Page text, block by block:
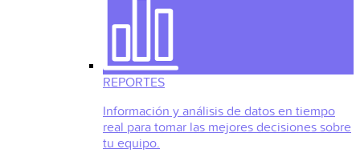
REPORTES
Información y análisis de datos en tiempo
real para tomar las mejores decisiones sobre
tu equipo.